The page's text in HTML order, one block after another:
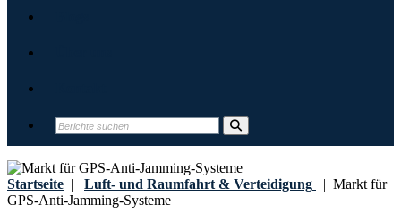
Startseite | Luft- und Raumfahrt & Verteidigung | Markt für
GPS-Anti-Jamming-Systeme